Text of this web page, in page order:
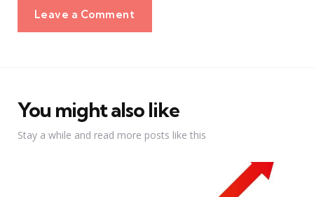
Leave a Comment
You might also like
Stay a while and read more posts like this